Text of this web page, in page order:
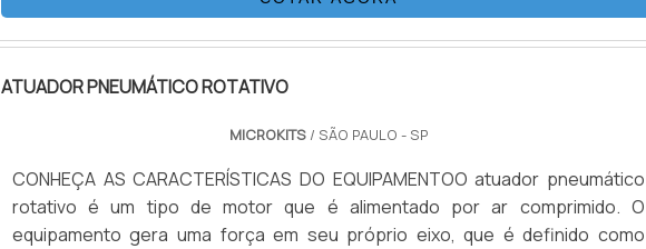
equipamento é bastante utilizado para realizar o controle de vazão de
fluídos. Além d.
ATUADOR PNEUMÁTICO ROTATIVO
MICROKITS/ SÃO PAULO - SP
CONHEÇA AS CARACTERÍSTICAS DO EQUIPAMENTOO atuador pneumático
rotativo é um tipo de motor que é alimentado por ar comprimido. O
equipamento gera uma força em seu próprio eixo, que é definido como